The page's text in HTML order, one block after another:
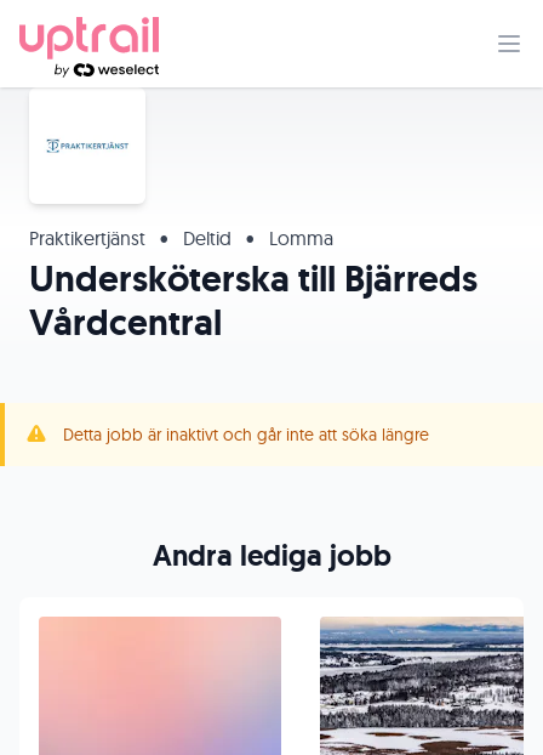
Praktikertjänst • Deltid • Lomma
Undersköterska till Bjärreds
Vårdcentral
Detta jobb är inaktivt och går inte att söka längre
Andra lediga jobb